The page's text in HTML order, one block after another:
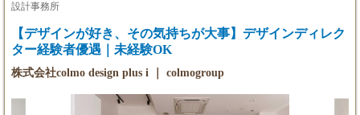
躍しその成果を還元する事が会社の使命だと考えます。 ひとりで
も多くの方々とお会いしたいと思っています。 ご応募お待ちして
おります。
設計事務所
【デザインが好き、その気持ちが大事】デザインディレク
ター経験者優遇｜未経験OK
株式会社colmo design plus i ｜ colmogroup